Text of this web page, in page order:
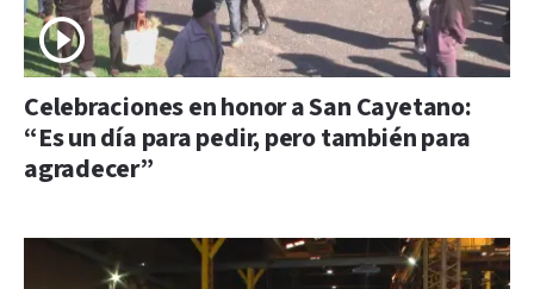
Celebraciones en honor a San Cayetano:
“Es un día para pedir, pero también para
agradecer”